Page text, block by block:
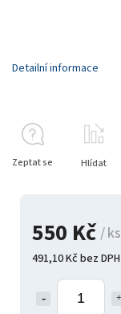
550 Kč / ks
491,10 Kč bez DPH
Detailní informace
Zeptat se Hlídat